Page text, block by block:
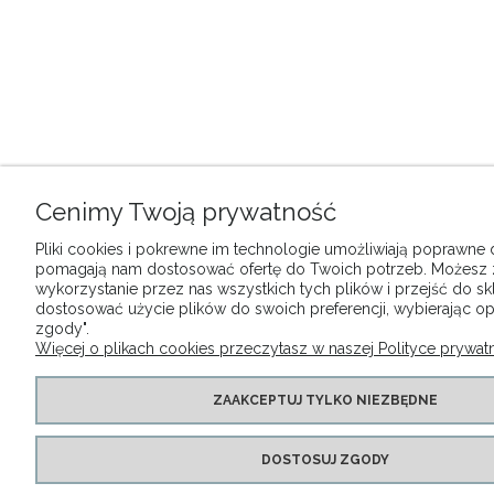
Cenimy Twoją prywatność
Pliki cookies i pokrewne im technologie umożliwiają poprawne
pomagają nam dostosować ofertę do Twoich potrzeb. Możesz
wykorzystanie przez nas wszystkich tych plików i przejść do
dostosować użycie plików do swoich preferencji, wybierając
zgody".
Więcej o plikach cookies przeczytasz w naszej Polityce
ZAAKCEPTUJ TYLKO NIEZBĘDNE
DOSTOSUJ ZGODY